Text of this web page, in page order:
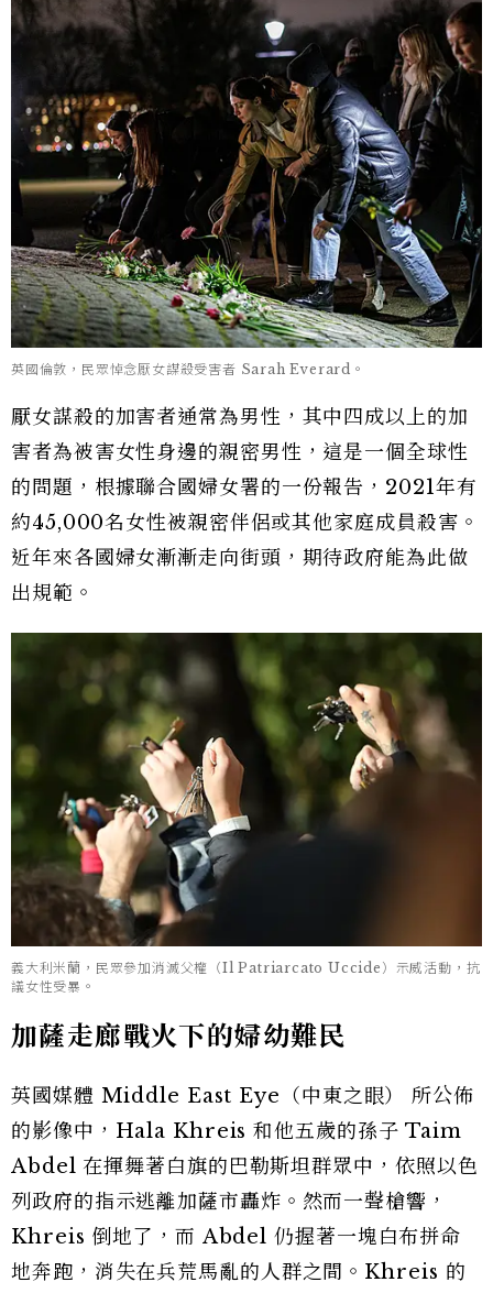
英國倫敦，民眾悼念厭女謀殺受害者 Sarah Everard。
厭女謀殺的加害者通常為男性，其中四成以上的加
害者為被害女性身邊的親密男性，這是一個全球性
的問題，根據聯合國婦女署的一份報告，2021年有
約45,000名女性被親密伴侶或其他家庭成員殺害。
近年來各國婦女漸漸走向街頭，期待政府能為此做
出規範。
義大利米蘭，民眾參加消滅父權（Il Patriarcato Uccide）示威活動，抗
議女性受暴。
加薩走廊戰火下的婦幼難民
英國媒體 Middle East Eye（中東之眼） 所公佈
的影像中，Hala Khreis 和他五歲的孫子 Taim
Abdel 在揮舞著白旗的巴勒斯坦群眾中，依照以色
列政府的指示逃離加薩市轟炸。然而一聲槍響，
Khreis 倒地了，而 Abdel 仍握著一塊白布拼命
地奔跑，消失在兵荒馬亂的人群之間。Khreis 的